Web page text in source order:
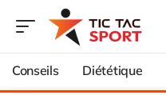
Conseils Diététique